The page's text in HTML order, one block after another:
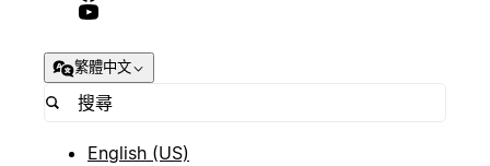
繁體中文
English (US)